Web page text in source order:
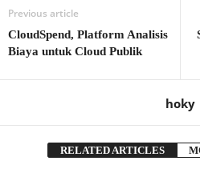
Previous article
CloudSpend, Platform Analisis
Biaya untuk Cloud Publik
hoky
RELATED ARTICLES